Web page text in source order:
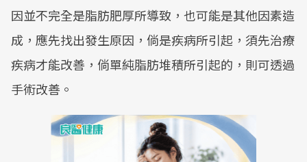
因並不完全是脂肪肥厚所導致，也可能是其他因素造
成，應先找出發生原因，倘是疾病所引起，須先治療
疾病才能改善，倘單純脂肪堆積所引起的，則可透過
手術改善。